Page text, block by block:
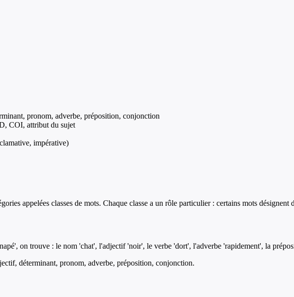
pronom, adverbe, préposition, conjonction
COI, attribut du sujet
impérative)
appelées classes de mots. Chaque classe a un rôle particulier : certains mots
on trouve : le nom 'chat', l'adjectif 'noir', le verbe 'dort', l'adverbe 'rapidement', la
déterminant, pronom, adverbe, préposition, conjonction.